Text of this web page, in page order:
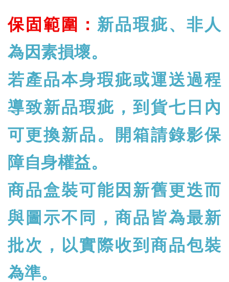
保固範圍： 新品瑕疵、非人
為因素損壞。
若產品本身瑕疵或運送過程
導致新品瑕疵，到貨七日內
可更換新品。開箱請錄影保
障自身權益。
商品盒裝可能因新舊更迭而
與圖示不同，商品皆為最新
批次，以實際收到商品包裝
為準。